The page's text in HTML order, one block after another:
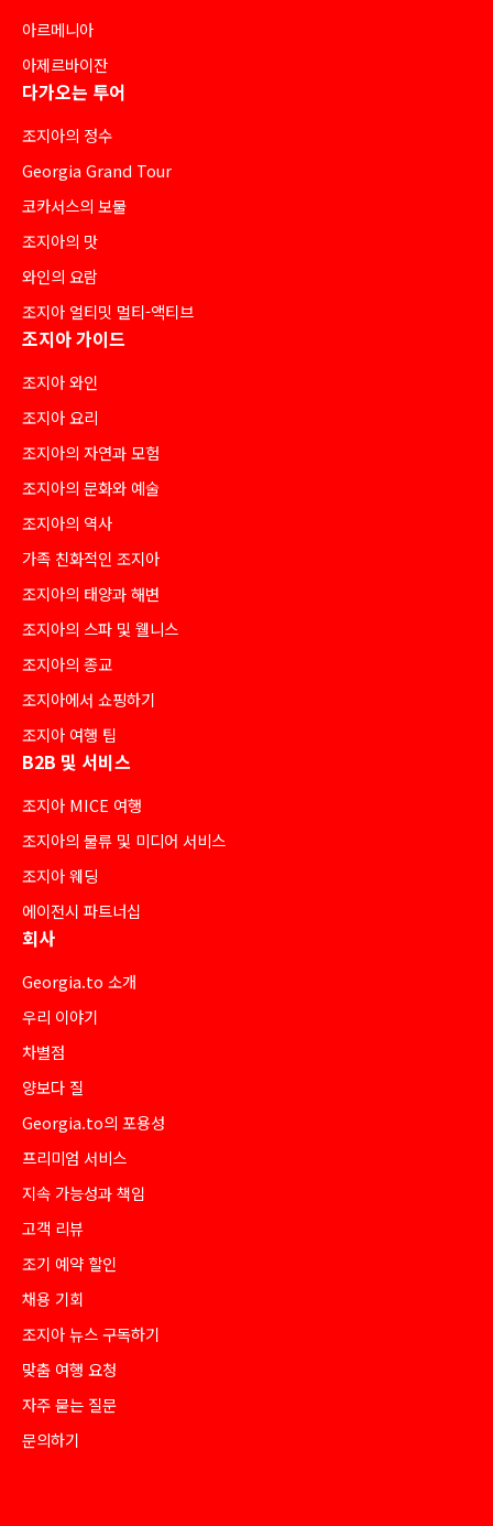
아르메니아
아제르바이잔
다가오는 투어
조지아의 정수
Georgia Grand Tour
코카서스의 보물
조지아의 맛
와인의 요람
조지아 얼티밋 멀티-액티브
조지아 가이드
조지아 와인
조지아 요리
조지아의 자연과 모험
조지아의 문화와 예술
조지아의 역사
가족 친화적인 조지아
조지아의 태양과 해변
조지아의 스파 및 웰니스
조지아의 종교
조지아에서 쇼핑하기
조지아 여행 팁
B2B 및 서비스
조지아 MICE 여행
조지아의 물류 및 미디어 서비스
조지아 웨딩
에이전시 파트너십
회사
Georgia.to 소개
우리 이야기
차별점
양보다 질
Georgia.to의 포용성
프리미엄 서비스
지속 가능성과 책임
고객 리뷰
조기 예약 할인
채용 기회
조지아 뉴스 구독하기
맞춤 여행 요청
자주 묻는 질문
문의하기